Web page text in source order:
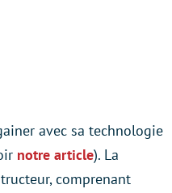
avec sa technologie
notre article). La
comprenant